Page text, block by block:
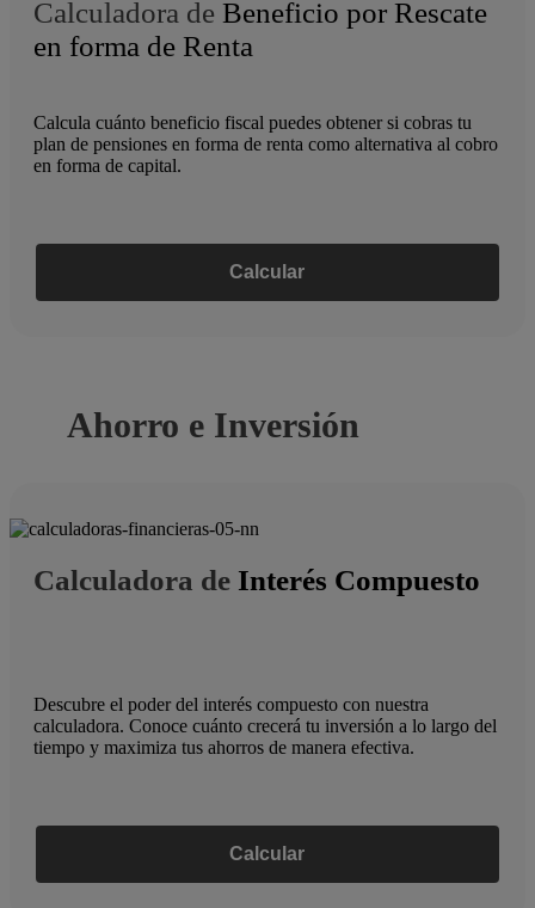
Calculadora de Beneficio por Rescate
en forma de Renta
Calcula cuánto beneficio fiscal puedes obtener si cobras tu
plan de pensiones en forma de renta como alternativa al cobro
en forma de capital.
Calcular
Ahorro e Inversión
Calculadora de Interés Compuesto
Descubre el poder del interés compuesto con nuestra
calculadora. Conoce cuánto crecerá tu inversión a lo largo del
tiempo y maximiza tus ahorros de manera efectiva.
Calcular